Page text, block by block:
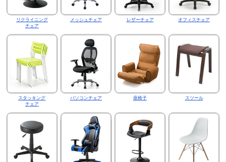
リクライニング
チェア
メッシュチェア レザーチェア オフィスチェア
スタッキング
チェア
パソコンチェア 座椅子 スツール